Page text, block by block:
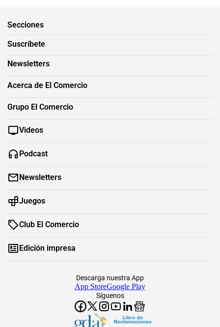
Secciones
Suscríbete
Newsletters
Acerca de El Comercio
Grupo El Comercio
Videos
Podcast
Newsletters
Juegos
Club El Comercio
Edición impresa
Síguenos
Descarga nuestra App
App StoreGoogle Play